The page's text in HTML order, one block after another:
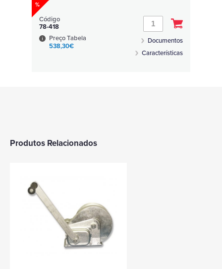
%
Código
78-418
Preço Tabela
538,30€
Documentos
Características
Produtos Relacionados